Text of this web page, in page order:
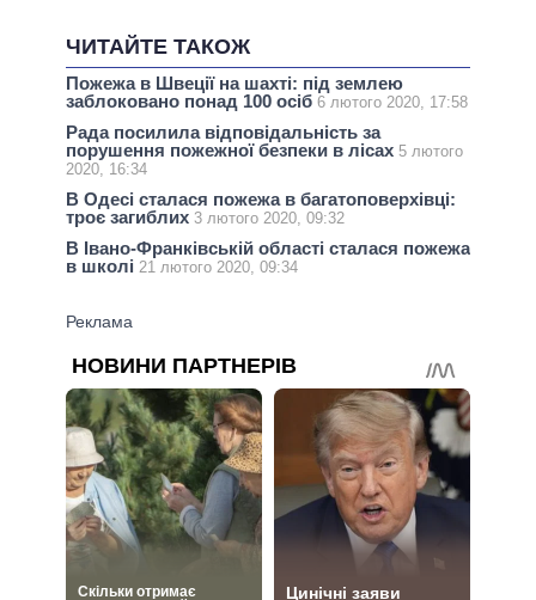
ЧИТАЙТЕ ТАКОЖ
Пожежа в Швеції на шахті: під землею
заблоковано понад 100 осіб 6 лютого 2020, 17:58
Рада посилила відповідальність за
порушення пожежної безпеки в лісах 5 лютого
2020, 16:34
В Одесі сталася пожежа в багатоповерхівці:
троє загиблих 3 лютого 2020, 09:32
В Івано-Франківській області сталася пожежа
в школі 21 лютого 2020, 09:34